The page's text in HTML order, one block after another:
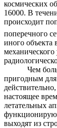
космических
16000. В
происходит
поперечного
иного объекта
Чем
пригодным для
настоящее
летательных
выходят из